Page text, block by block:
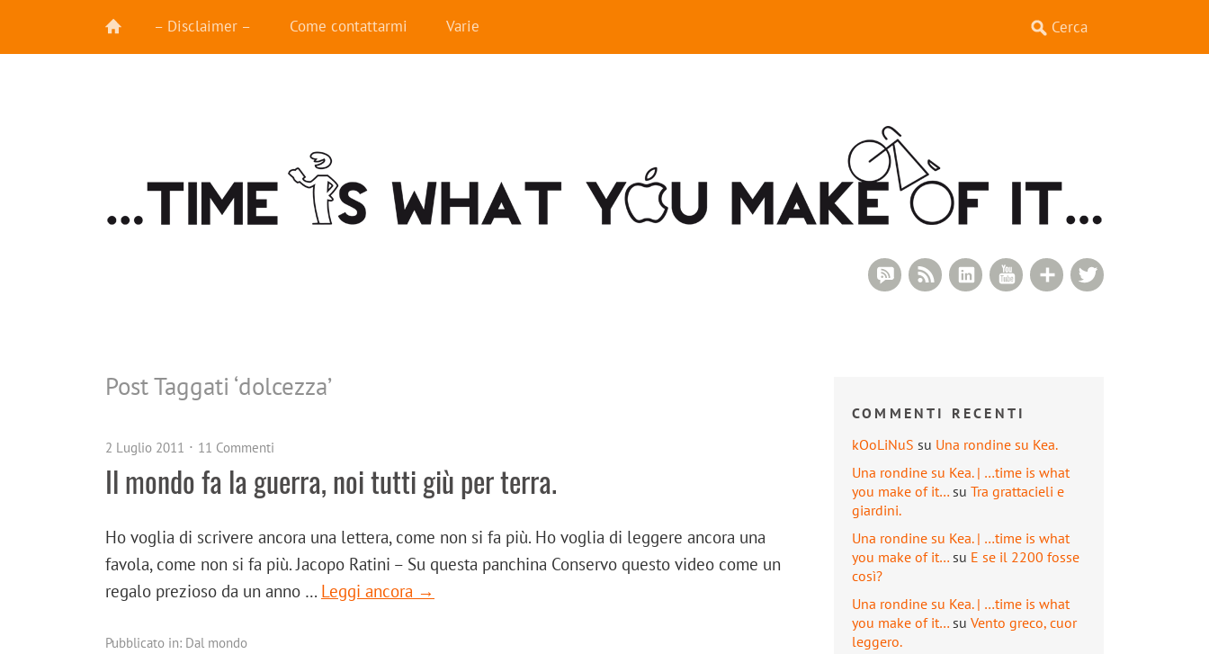
– Disclaimer – Come contattarmi Varie
Google+
YouTube
LinkedIn
RSS Feed
RSS Comments
Post Taggati ‘dolcezza’
2 Luglio 2011 11 Commenti
Il mondo fa la guerra, noi tutti giù per terra.
Ho voglia di scrivere ancora una lettera, come non si fa più. Ho voglia di leggere ancora una
favola, come non si fa più. Jacopo Ratini – Su questa panchina Conservo questo video come un
regalo prezioso da un anno … Leggi ancora →
Pubblicato in: Dal mondo
COMMENTI RECENTI
kOoLiNuS su Una rondine su Kea.
Una rondine su Kea. | …time is what
you make of it… su Tra grattacieli e
giardini.
Una rondine su Kea. | …time is what
you make of it… su E se il 2200 fosse
così?
Una rondine su Kea. | …time is what
you make of it… su Vento greco, cuor
leggero.